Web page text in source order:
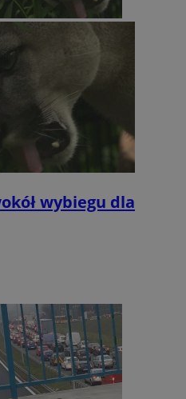
wybiegu dla